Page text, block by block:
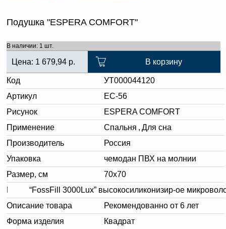
Подушка "ESPERA COMFORT"
В наличии: 1 шт.
Цена: 1 679,94 р. В корзину
Код
УТ000044120
Артикул
ЕС-56
Рисунок
ESPERA COMFORT
Применение
Спальня , Для сна
Производитель
Россия
Упаковка
чемодан ПВХ на молнии
Размер, см
70х70
“FossFill 3000Lux” высокосиликонизир-ое
Описание товара
Рекомендованно от 6 лет
Форма изделия
Квадрат